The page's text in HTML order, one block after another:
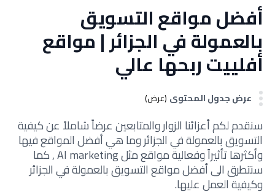
أفضل مواقع التسويق
بالعمولة في الجزائر | مواقع
أفلييت ربحها عالي
عرض جدول المحتوى (عرض)
سنقدم لكم أعزائنا الزوار والمتابعين عرضاً شاملاً عن كيفية
التسويق بالعمولة في الجزائر وما هي أفضل المواقع فيها
وأكثرها تأثيراً وفعالية مواقع مثل Al marketing , كما
سنتطرق الى أفضل مواقع التسويق بالعمولة في الجزائر
وكيفية العمل عليها.